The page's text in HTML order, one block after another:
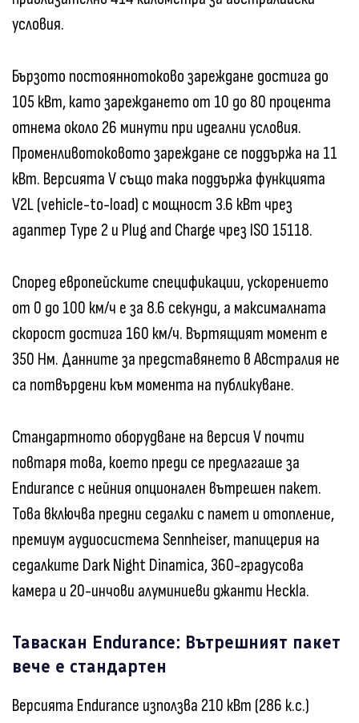
условия.
Бързото постояннотоково зареждане достига до
105 кВт, като зареждането от 10 до 80 процента
отнема около 26 минути при идеални условия.
Променливотоковото зареждане се поддържа на 11
кВт. Версията V също така поддържа функцията
V2L (vehicle-to-load) с мощност 3.6 кВт чрез
адаптер Type 2 и Plug and Charge чрез ISO 15118.
Според европейските спецификации, ускорението
от 0 до 100 км/ч е за 8.6 секунди, а максималната
скорост достига 160 км/ч. Въртящият момент е
350 Нм. Данните за представянето в Австралия не
са потвърдени към момента на публикуване.
Стандартното оборудване на версия V почти
повтаря това, което преди се предлагаше за
Endurance с нейния опционален вътрешен пакет.
Това включва предни седалки с памет и отопление,
премиум аудиосистема Sennheiser, тапицерия на
седалките Dark Night Dinamica, 360-градусова
камера и 20-инчови алуминиеви джанти Heckla.
Таваскан Endurance: Вътрешният пакет
вече е стандартен
Версията Endurance използва 210 кВт (286 к.с.)